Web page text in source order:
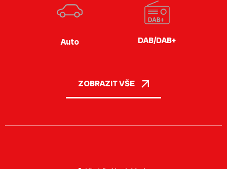
Auto DAB/DAB+
ZOBRAZIT VŠE